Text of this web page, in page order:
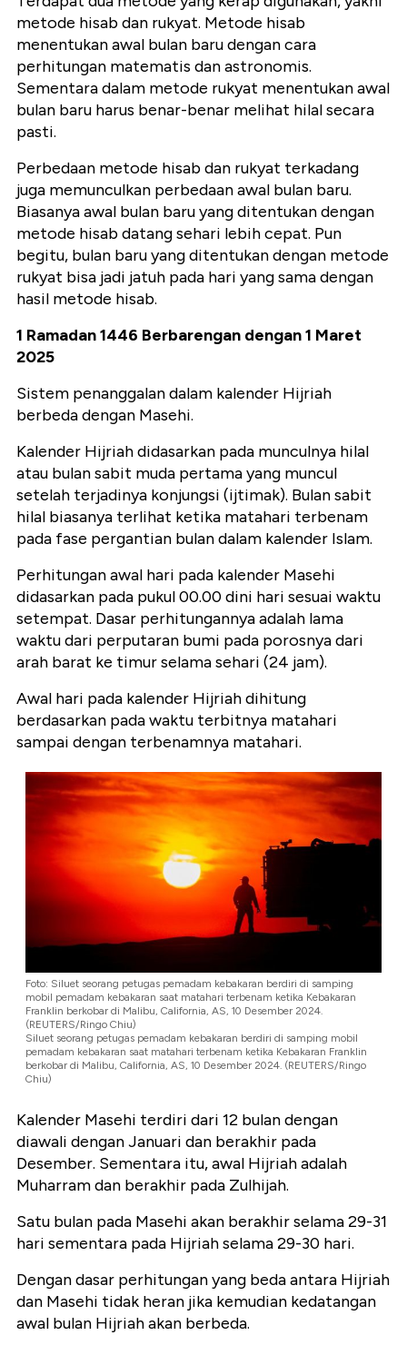
metode hisab dan rukyat. Metode hisab
menentukan awal bulan baru dengan cara
perhitungan matematis dan astronomis.
Sementara dalam metode rukyat menentukan awal
bulan baru harus benar-benar melihat hilal secara
pasti.
Perbedaan metode hisab dan rukyat terkadang
juga memunculkan perbedaan awal bulan baru.
Biasanya awal bulan baru yang ditentukan dengan
metode hisab datang sehari lebih cepat. Pun
begitu, bulan baru yang ditentukan dengan metode
rukyat bisa jadi jatuh pada hari yang sama dengan
hasil metode hisab.
1 Ramadan 1446 Berbarengan dengan 1 Maret
2025
Sistem penanggalan dalam kalender Hijriah
berbeda dengan Masehi.
Kalender Hijriah didasarkan pada munculnya hilal
atau bulan sabit muda pertama yang muncul
setelah terjadinya konjungsi (ijtimak). Bulan sabit
hilal biasanya terlihat ketika matahari terbenam
pada fase pergantian bulan dalam kalender Islam.
Perhitungan awal hari pada kalender Masehi
didasarkan pada pukul 00.00 dini hari sesuai waktu
setempat. Dasar perhitungannya adalah lama
waktu dari perputaran bumi pada porosnya dari
arah barat ke timur selama sehari (24 jam).
Awal hari pada kalender Hijriah dihitung
berdasarkan pada waktu terbitnya matahari
sampai dengan terbenamnya matahari.
Foto: Siluet seorang petugas pemadam kebakaran berdiri di samping
mobil pemadam kebakaran saat matahari terbenam ketika Kebakaran
Franklin berkobar di Malibu, California, AS, 10 Desember 2024.
(REUTERS/Ringo Chiu)
Siluet seorang petugas pemadam kebakaran berdiri di samping mobil
pemadam kebakaran saat matahari terbenam ketika Kebakaran Franklin
berkobar di Malibu, California, AS, 10 Desember 2024. (REUTERS/Ringo
Chiu)
Kalender Masehi terdiri dari 12 bulan dengan
diawali dengan Januari dan berakhir pada
Desember. Sementara itu, awal Hijriah adalah
Muharram dan berakhir pada Zulhijah.
Satu bulan pada Masehi akan berakhir selama 29-31
hari sementara pada Hijriah selama 29-30 hari.
Dengan dasar perhitungan yang beda antara Hijriah
dan Masehi tidak heran jika kemudian kedatangan
awal bulan Hijriah akan berbeda.